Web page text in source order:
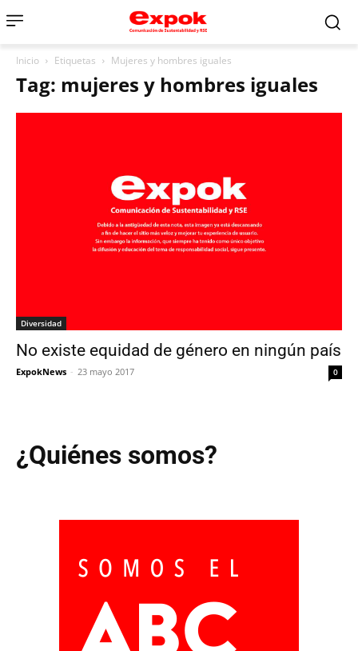
Inicio Etiquetas Mujeres y hombres iguales
Tag: mujeres y hombres iguales
Diversidad
No existe equidad de género en ningún país
ExpokNews - 23 mayo 2017 0
¿Quiénes somos?